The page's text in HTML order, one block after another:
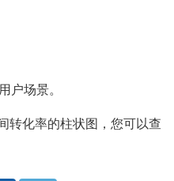
户场景。
转化率的柱状图，您可以查